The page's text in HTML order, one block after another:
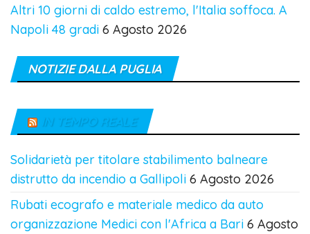
Altri 10 giorni di caldo estremo, l'Italia soffoca. A
Napoli 48 gradi 6 Agosto 2026
NOTIZIE DALLA PUGLIA
IN TEMPO REALE
Solidarietà per titolare stabilimento balneare
distrutto da incendio a Gallipoli 6 Agosto 2026
Rubati ecografo e materiale medico da auto
organizzazione Medici con l'Africa a Bari 6 Agosto